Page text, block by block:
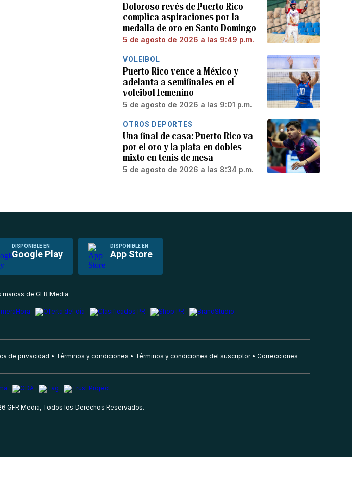
Doloroso revés de Puerto Rico
complica aspiraciones por la
medalla de oro en Santo Domingo
5 de agosto de 2026 a las 9:49 p.m.
VOLEIBOL
Puerto Rico vence a México y
adelanta a semifinales en el
voleibol femenino
5 de agosto de 2026 a las 9:01 p.m.
OTROS DEPORTES
Una final de casa: Puerto Rico va
por el oro y la plata en dobles
mixto en tenis de mesa
5 de agosto de 2026 a las 8:34 p.m.
DISPONIBLE EN
Google Play
DISPONIBLE EN
App Store
marcas de GFR Media
de privacidad Términos y condiciones Términos y condiciones del suscriptor Correcciones
GFR Media, Todos los Derechos Reservados.